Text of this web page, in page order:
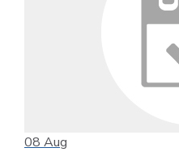
08 Aug